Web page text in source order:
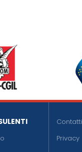
Contatti
Privacy